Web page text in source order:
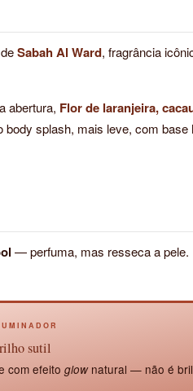
Sabah Al Ward, fragrância
abertura, Flor de laranjeira,
splash, mais leve, com base
— perfuma, mas resseca a pele.
sutil
com efeitoglownatural — não é